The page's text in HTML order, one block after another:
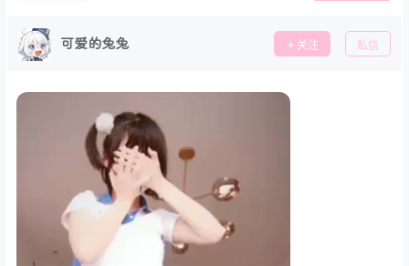
可爱的兔兔 关注 私信